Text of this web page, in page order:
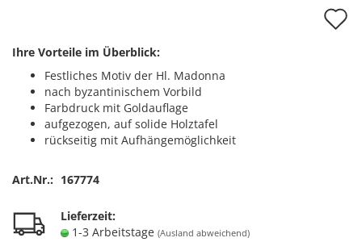
Ihre Vorteile im Überblick:
Festliches Motiv der Hl. Madonna
nach byzantinischem Vorbild
Farbdruck mit Goldauflage
aufgezogen, auf solide Holztafel
rückseitig mit Aufhängemöglichkeit
Art.Nr.: 167774
Lieferzeit:
1-3 Arbeitstage (Ausland abweichend)